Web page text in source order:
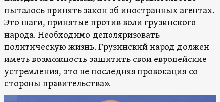
пыталось принять закон об иностранных агентах.
Это шаги, принятые против воли грузинского
народа. Необходимо деполяризовать
политическую жизнь. Грузинский народ должен
иметь возможность защитить свои европейские
устремления, это не последняя провокация со
стороны правительства».